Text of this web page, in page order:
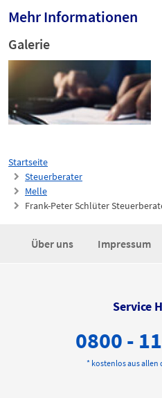
Startseite
Steuerberater
Melle
Frank-Peter Schlüter
Mehr Informationen
Galerie
Über uns Impressum
Service
0800 -
* kostenlos aus allen